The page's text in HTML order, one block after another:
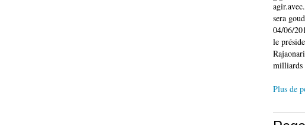
sera
04/06/
le
milliards
Plus de